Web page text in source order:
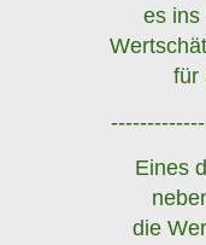
es ins
für
Eines
die